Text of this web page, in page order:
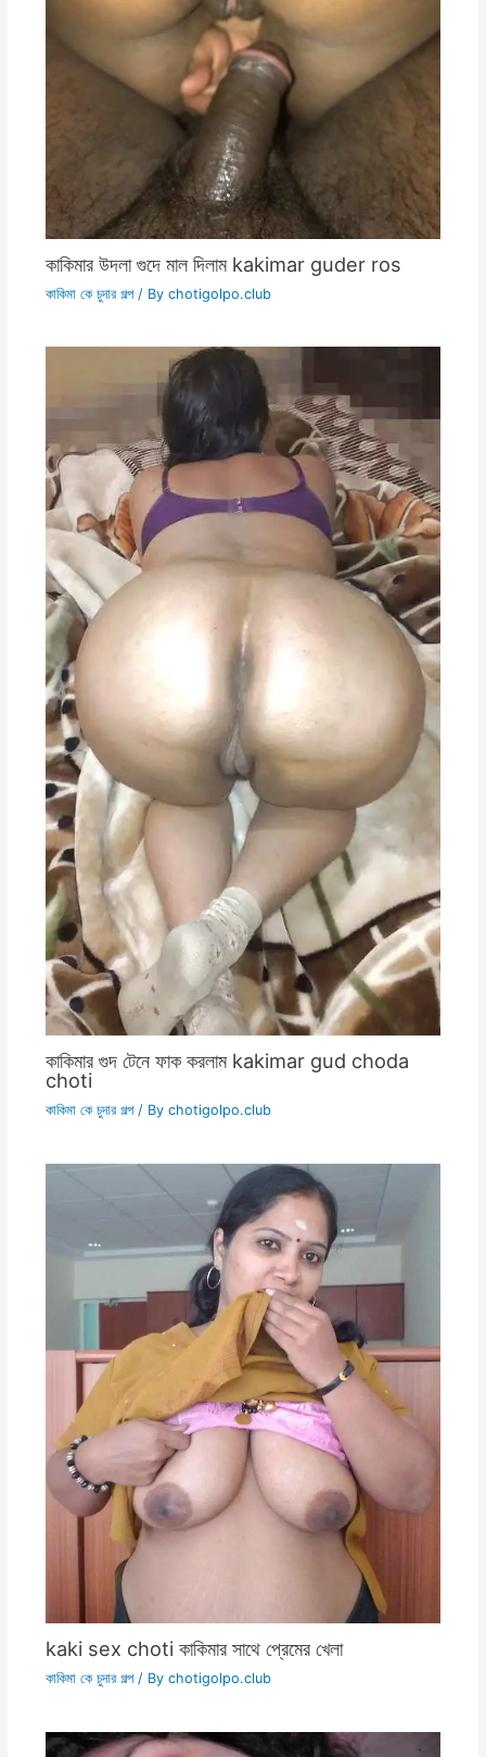
কাকিমার উদলা গুদে মাল দিলাম kakimar guder ros
কাকিমা কে চুদার গল্প/ By chotigolpo.club
কাকিমার গুদ টেনে ফাক করলাম kakimar gud choda
choti
কাকিমা কে চুদার গল্প/ By chotigolpo.club
kaki sex choti কাকিমার সাথে প্রেমের খেলা
কাকিমা কে চুদার গল্প/ By chotigolpo.club